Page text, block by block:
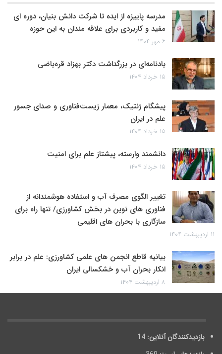
مدرسه پاییزه از ایده تا شرکت دانش بنیان، دوره ای
مفید و کاربردی برای علاقه مندان به این حوزه
۶ مهر ۱۴۰۴
یادنامه‌ای در بزرگداشت دکتر بهزاد قره‌یاضی
۱۵ خرداد ۱۴۰۴
پیشگام ژنتیک، معمار زیست‌فناوری و صدای جسور
علم در ایران
۱۵ خرداد ۱۴۰۴
دانشمند وارسته، پیشتاز علم برای امنیت
۱۵ خرداد ۱۴۰۴
تغییر الگوی مصرف آب و استفاده هوشمندانه از
فناوری های نوین در بخش کشاورزی/ تنها راه برای
سازگاری با بحران های اقلیمی
۱۱ اردیبهشت ۱۴۰۴
بیانیه قاطع انجمن های علمی کشاورزی: علم در برابر
انکار بحران آب و خشکسالی ایران
۸ اردیبهشت ۱۴۰۴
بازدیدکنندگان آنلاین: 14